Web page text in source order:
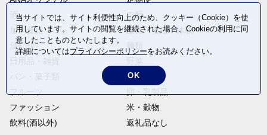
酒
肉類
加工食品
旅行・宿泊・体験
魚介類
麺類
電化製品
フルーツ
卵・乳製品
ファッション
米・穀物
飲料(酒以外)
返礼品なし
当サイトでは、サイト利便性向上のため、クッキー（Cookie）を使
用しています。サイトの閲覧を継続された場合、Cookieの利用に同
意したことものといたします。
詳細についてはプライバシーポリシーをお読みください。
OK